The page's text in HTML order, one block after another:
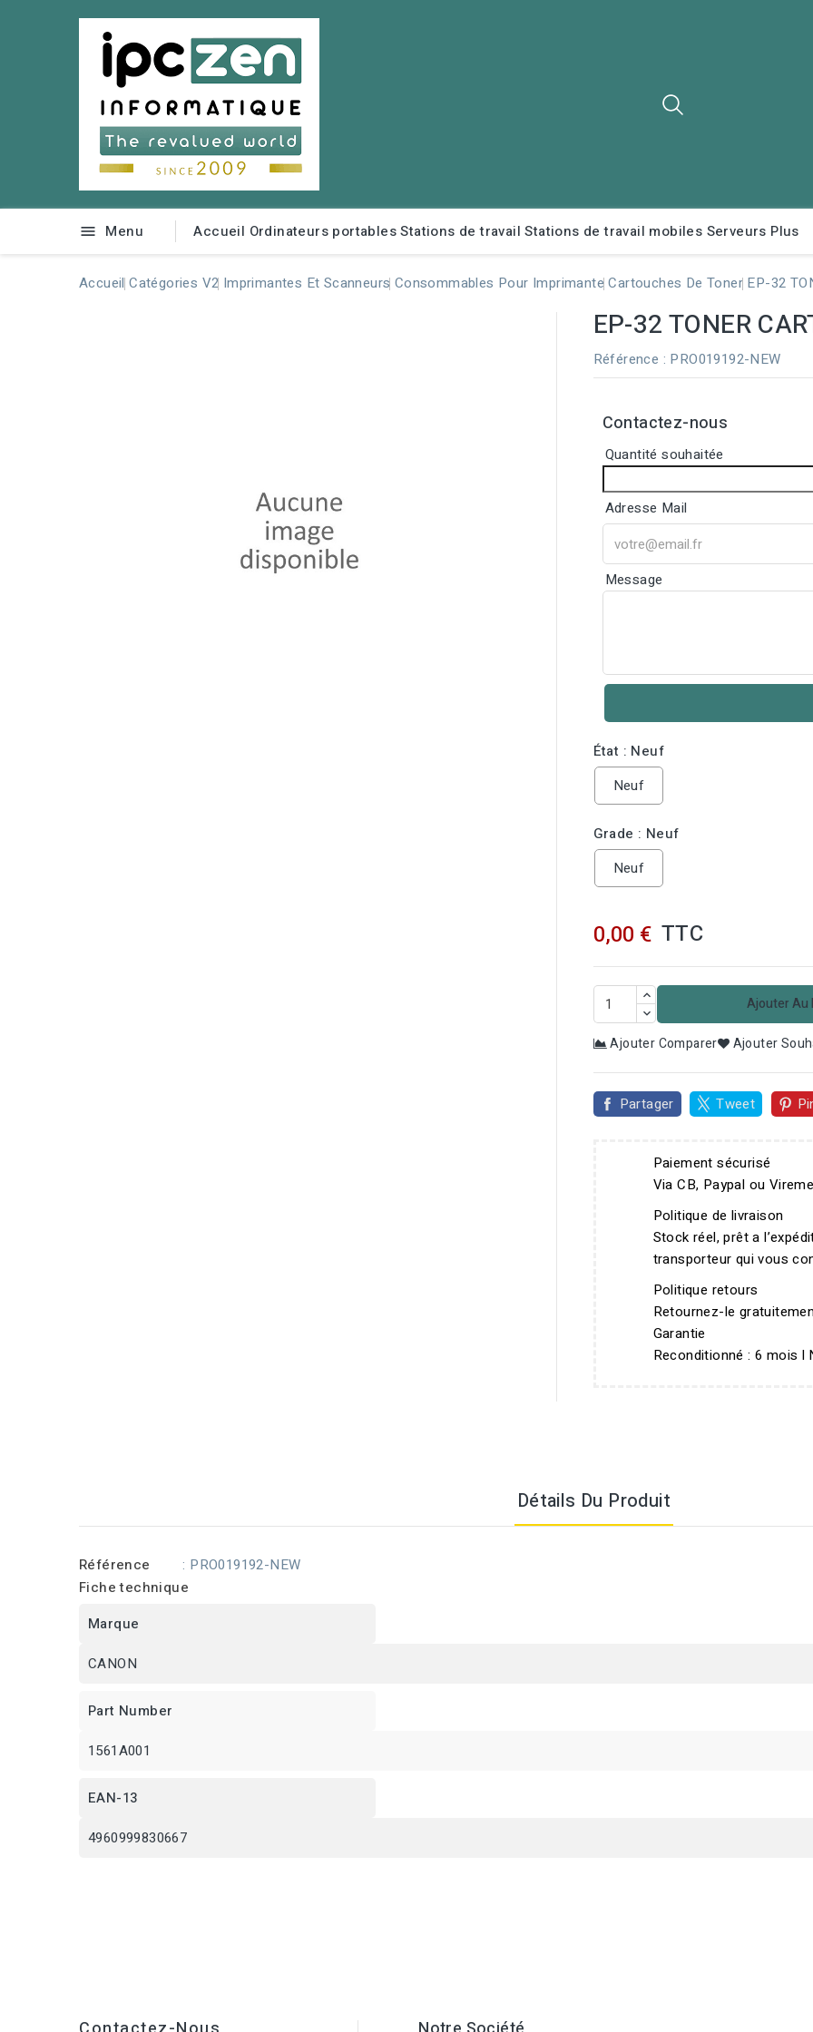
 Menu Accueil Ordinateurs portables Stations de travail Stations de travail mobiles Serveurs Plus
Accueil Catégories V2 Imprimantes Et Scanneurs Consommables Pour Imprimante Cartouches De Toner EP-32
EP-32 TONER
Référence : PRO019192-NEW
Contactez-nous
Quantité souhaitée
Adresse Mail
Message
État : Neuf
Neuf
Grade : Neuf
Neuf
0,00 € TTC
Ajouter Au
Ajouter Comparer Ajouter
Partager Tweet
Paiement sécurisé
Via CB, Paypal ou
Politique de livraison
Stock réel, prêt a
transporteur qui vous
Politique retours
Retournez-le
Garantie
Reconditionné : 6 mois l
Détails Du Produit
Référence
: PRO019192-NEW
Fiche technique
Marque
CANON
Part Number
1561A001
EAN-13
4960999830667